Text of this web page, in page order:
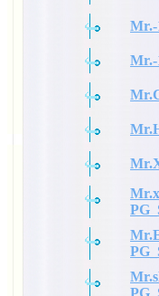
Mr.-
Mr.-